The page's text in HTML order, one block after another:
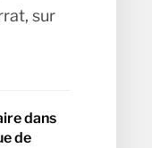
sur
dans
de